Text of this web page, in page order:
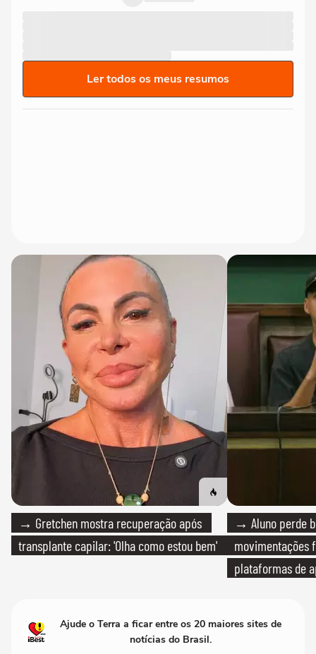
Ler todos os meus resumos
→ Gretchen mostra recuperação após
transplante capilar: 'Olha como estou bem'
→ Aluno perde
movimentações
plataformas de
Ajude o Terra a ficar entre os 20 maiores sites de
notícias do Brasil.